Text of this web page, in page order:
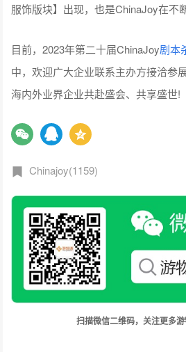
服饰版块】出现，也是ChinaJoy在不
目前，2023年第二十届ChinaJoy剧本
中，欢迎广大企业联系主办方接洽参
海内外业界企业共赴盛会、共享盛世!
Chinajoy(1159)
扫描微信二维码，关注更多